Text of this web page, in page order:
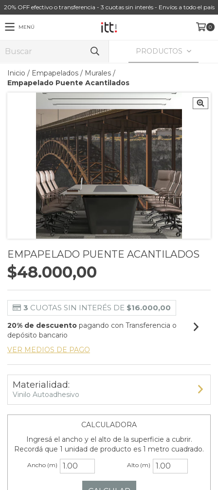
20% OFF efectivo o transferencia - 3 cuotas sin interés - Envíos a todo el país
MENÚ 0
PRODUCTOS
Inicio / Empapelados / Murales /
Empapelado Puente Acantilados
EMPAPELADO PUENTE ACANTILADOS
$48.000,00
3 CUOTAS SIN INTERÉS DE $16.000,00
20% de descuento pagando con Transferencia o
depósito bancario
VER MEDIOS DE PAGO
Materialidad:
Vinilo Autoadhesivo
CALCULADORA
Ingresá el ancho y el alto de la superficie a cubrir.
Recordá que 1 unidad de producto es 1 metro cuadrado.
Ancho (m) Alto (m)